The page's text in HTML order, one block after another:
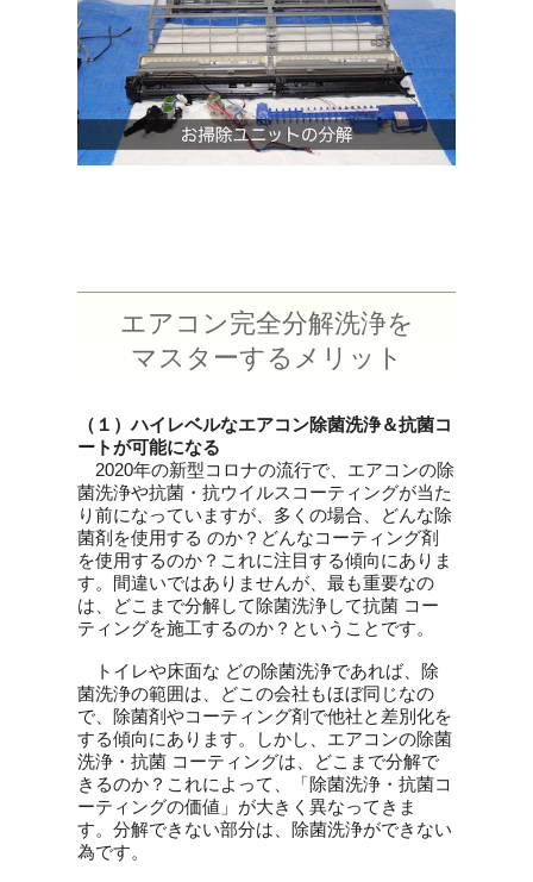
エアコン完全分解洗浄を
マスターするメリット
（１）ハイレベルなエアコン除菌洗浄＆抗菌コ
ートが可能になる
2020年の新型コロナの流行で、エアコンの除
菌洗浄や抗菌・抗ウイルスコーティングが当た
り前になっていますが、多くの場合、どんな除
菌剤を使用する のか？どんなコーティング剤
を使用するのか？これに注目する傾向にありま
す。間違いではありませんが、最も重要なの
は、どこまで分解して除菌洗浄して抗菌 コー
ティングを施工するのか？ということです。
トイレや床面な どの除菌洗浄であれば、除
菌洗浄の範囲は、どこの会社もほぼ同じなの
で、除菌剤やコーティング剤で他社と差別化を
する傾向にあります。しかし、エアコンの除菌
洗浄・抗菌 コーティングは、どこまで分解で
きるのか？これによって、「除菌洗浄・抗菌コ
ーティングの価値」が大きく異なってきま
す。分解できない部分は、除菌洗浄ができない
為です。